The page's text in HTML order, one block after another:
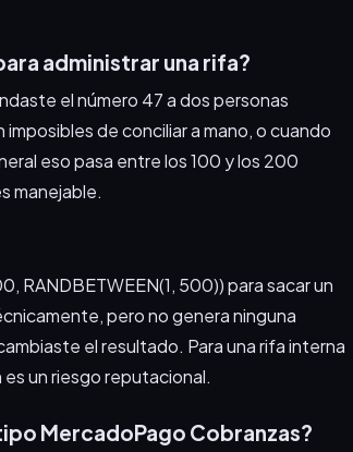
administrar una rifa?
el número 47 a dos personas
de conciliar a mano, o cuando
eso pasa entre los 100 y los 200
manejable.
RANDBETWEEN(1, 500)) para sacar un
pero no genera ninguna
el resultado. Para una rifa interna
un riesgo reputacional.
MercadoPago Cobranzas?